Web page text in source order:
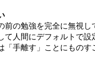
前の勉強を完全に無視
て人間にデフォルトで
「手離す」ことにもの